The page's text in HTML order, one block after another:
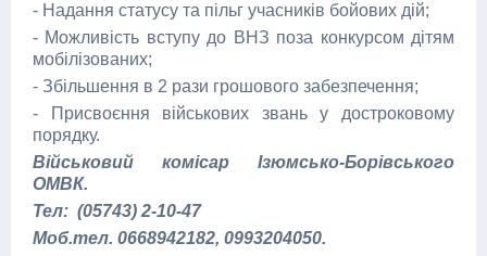
- Надання статусу та пільг учасників бойових дій;
- Можливість вступу до ВНЗ поза конкурсом дітям
мобілізованих;
- Збільшення в 2 рази грошового забезпечення;
- Присвоєння військових звань у достроковому
порядку.
Військовий комісар Ізюмсько-Борівського
ОМВК.
Тел: (05743) 2-10-47
Моб.тел. 0668942182, 0993204050.